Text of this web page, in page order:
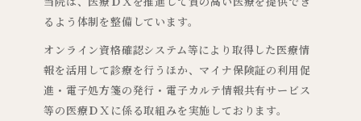
るよう体制を整備しています。
オンライン資格確認システム等により取得した医療情
報を活用して診療を行うほか、マイナ保険証の利用促
進・電子処方箋の発行・電子カルテ情報共有サービス
等の医療ＤＸに係る取組みを実施しております。